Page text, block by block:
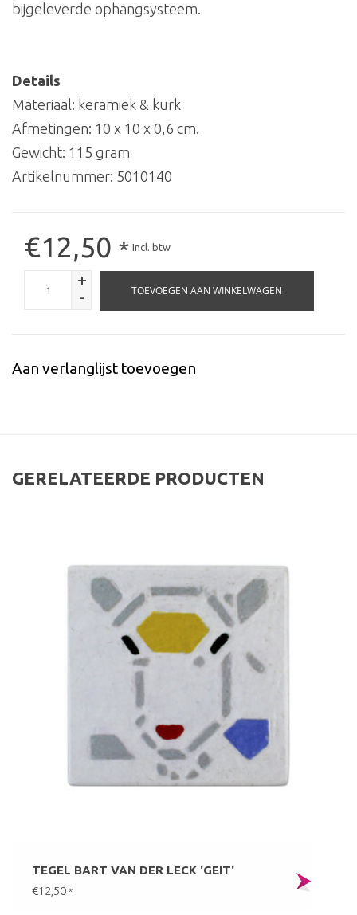
bijgeleverde ophangsysteem.
Details
Materiaal: keramiek & kurk
Afmetingen: 10 x 10 x 0,6 cm.
Gewicht: 115 gram
Artikelnummer: 5010140
€12,50 * Incl. btw
+
-
TOEVOEGEN AAN WINKELWAGEN
Aan verlanglijst toevoegen
GERELATEERDE PRODUCTEN
TEGEL BART VAN DER LECK 'GEIT'
€12,50 *